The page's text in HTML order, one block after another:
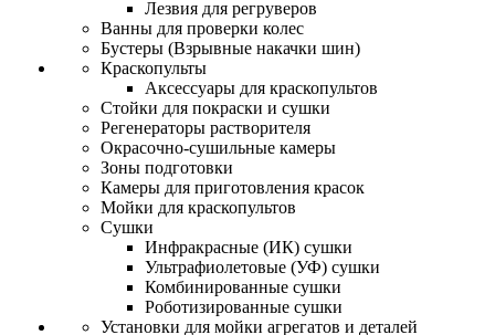
Лезвия для регруверов
Ванны для проверки колес
Бустеры (Взрывные накачки шин)
Краскопульты
Аксессуары для краскопультов
Стойки для покраски и сушки
Регенераторы растворителя
Окрасочно-сушильные камеры
Зоны подготовки
Камеры для приготовления красок
Мойки для краскопультов
Сушки
Инфракрасные (ИК) сушки
Ультрафиолетовые (УФ) сушки
Комбинированные сушки
Роботизированные сушки
Установки для мойки агрегатов и деталей